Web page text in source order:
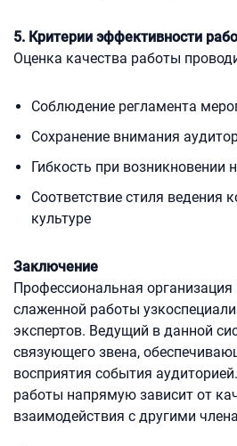
5. Критерии эффективности
Оценка качества работы
Соблюдение регламента
Сохранение внимания
Гибкость при возникновении
Соответствие стиля ведения
культуре
Заключение
Профессиональная
слаженной работы
экспертов. Ведущий в данной
связующего звена,
восприятия события
работы напрямую зависит от
взаимодействия с другими